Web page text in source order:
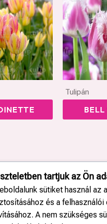
Tulipán
tartjuk az Ön
sütiket használ az
és a felhasználói
A nem szükséges